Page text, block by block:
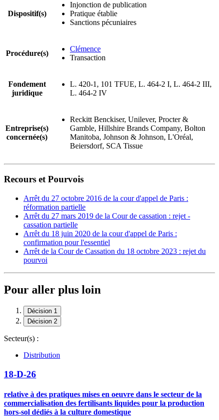
Dispositif(s)
Injonction de publication
Pratique établie
Sanctions pécuniaires
Procédure(s)
Clémence
Transaction
Fondement
juridique
L. 420-1, 101 TFUE, L. 464-2 I, L. 464-2 III,
L. 464-2 IV
Entreprise(s)
concernée(s)
Reckitt Benckiser, Unilever, Procter &
Gamble, Hillshire Brands Company, Bolton
Manitoba, Johnson & Johnson, L'Oréal,
Beiersdorf, SCA Tissue
Recours et Pourvois
Arrêt du 27 octobre 2016 de la cour d'appel de Paris :
réformation partielle
Arrêt du 27 mars 2019 de la Cour de cassation : rejet -
cassation partielle
Arrêt du 18 juin 2020 de la cour d'appel de Paris :
confirmation pour l'essentiel
Arrêt de la Cour de Cassation du 18 octobre 2023 : rejet du
pourvoi
Pour aller plus loin
Décision 1
Décision 2
Secteur(s) :
Distribution
18-D-26
relative à des pratiques mises en oeuvre dans le secteur de la
commercialisation des fertilisants liquides pour la production
hors-sol dédiés à la culture domestique